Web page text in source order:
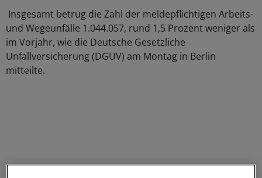
Insgesamt betrug die Zahl der meldepflichtigen Arbeits-
und Wegeunfälle 1.044.057, rund 1,5 Prozent weniger als
im Vorjahr, wie die Deutsche Gesetzliche
Unfallversicherung (DGUV) am Montag in Berlin
mitteilte.